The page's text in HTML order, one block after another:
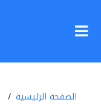
الصفحة الرئيسية